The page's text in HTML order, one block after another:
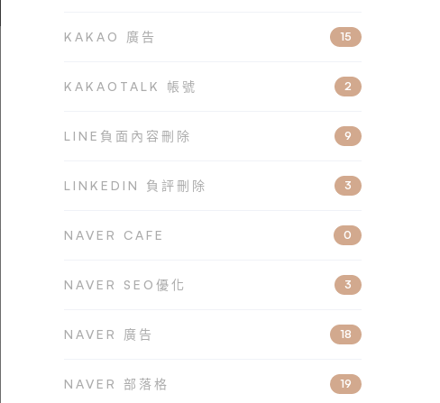
KAKAO 廣告 15
KAKAOTALK 帳號 2
LINE負面內容刪除 9
LINKEDIN 負評刪除 3
NAVER CAFE 0
NAVER SEO優化 3
NAVER 廣告 18
NAVER 部落格 19